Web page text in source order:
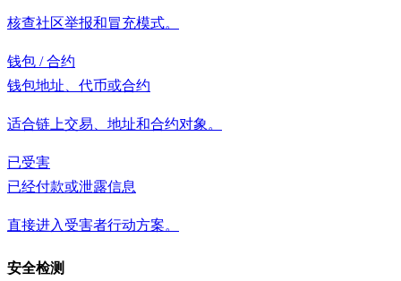
核查社区举报和冒充模式。
钱包 / 合约
钱包地址、代币或合约
适合链上交易、地址和合约对象。
已受害
已经付款或泄露信息
直接进入受害者行动方案。
安全检测